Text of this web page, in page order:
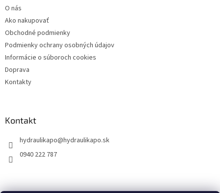
O nás
Ako nakupovať
Obchodné podmienky
Podmienky ochrany osobných údajov
Informácie o súboroch cookies
Doprava
Kontakty
Kontakt
hydraulikapo@hydraulikapo.sk
0940 222 787